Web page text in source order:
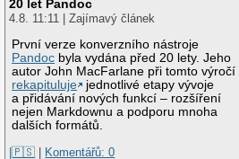
20 let Pandoc
4.8. 11:11 | Zajímavý článek
První verze konverzního nástroje
Pandoc byla vydána před 20 lety. Jeho
autor John MacFarlane při tomto výročí
rekapituluje
jednotlivé etapy vývoje
a přidávání nových funkcí – rozšíření
nejen Markdownu a podporu mnoha
dalších formátů.
|🇵🇸 | Komentářů: 0